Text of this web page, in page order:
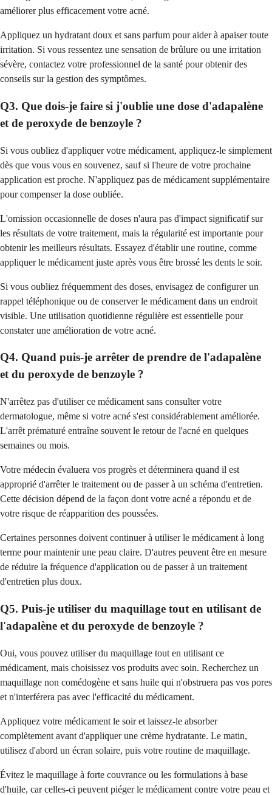
améliorer plus efficacement votre acné.
Appliquez un hydratant doux et sans parfum pour aider à apaiser toute
irritation. Si vous ressentez une sensation de brûlure ou une irritation
sévère, contactez votre professionnel de la santé pour obtenir des
conseils sur la gestion des symptômes.
Q3. Que dois-je faire si j'oublie une dose d'adapalène
et de peroxyde de benzoyle ?
Si vous oubliez d'appliquer votre médicament, appliquez-le simplement
dès que vous vous en souvenez, sauf si l'heure de votre prochaine
application est proche. N'appliquez pas de médicament supplémentaire
pour compenser la dose oubliée.
L'omission occasionnelle de doses n'aura pas d'impact significatif sur
les résultats de votre traitement, mais la régularité est importante pour
obtenir les meilleurs résultats. Essayez d'établir une routine, comme
appliquer le médicament juste après vous être brossé les dents le soir.
Si vous oubliez fréquemment des doses, envisagez de configurer un
rappel téléphonique ou de conserver le médicament dans un endroit
visible. Une utilisation quotidienne régulière est essentielle pour
constater une amélioration de votre acné.
Q4. Quand puis-je arrêter de prendre de l'adapalène
et du peroxyde de benzoyle ?
N'arrêtez pas d'utiliser ce médicament sans consulter votre
dermatologue, même si votre acné s'est considérablement améliorée.
L'arrêt prématuré entraîne souvent le retour de l'acné en quelques
semaines ou mois.
Votre médecin évaluera vos progrès et déterminera quand il est
approprié d'arrêter le traitement ou de passer à un schéma d'entretien.
Cette décision dépend de la façon dont votre acné a répondu et de
votre risque de réapparition des poussées.
Certaines personnes doivent continuer à utiliser le médicament à long
terme pour maintenir une peau claire. D'autres peuvent être en mesure
de réduire la fréquence d'application ou de passer à un traitement
d'entretien plus doux.
Q5. Puis-je utiliser du maquillage tout en utilisant de
l'adapalène et du peroxyde de benzoyle ?
Oui, vous pouvez utiliser du maquillage tout en utilisant ce
médicament, mais choisissez vos produits avec soin. Recherchez un
maquillage non comédogène et sans huile qui n'obstruera pas vos pores
et n'interférera pas avec l'efficacité du médicament.
Appliquez votre médicament le soir et laissez-le absorber
complètement avant d'appliquer une crème hydratante. Le matin,
utilisez d'abord un écran solaire, puis votre routine de maquillage.
Évitez le maquillage à forte couvrance ou les formulations à base
d'huile, car celles-ci peuvent piéger le médicament contre votre peau et